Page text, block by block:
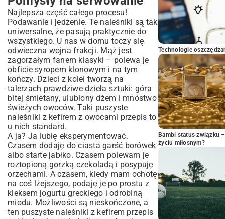
Najlepsza część całego procesu!
Podawanie i jedzenie. Te naleśniki są tak
uniwersalne, że pasują praktycznie do
wszystkiego. U nas w domu toczy się
odwieczna wojna frakcji. Mąż jest
zagorzałym fanem klasyki – polewa je
obficie syropem klonowym i na tym
kończy. Dzieci z kolei tworzą na
talerzach prawdziwe dzieła sztuki: góra
bitej śmietany, ulubiony dżem i mnóstwo
świeżych owoców. Taki puszyste
naleśniki z kefirem z owocami przepis to
u nich standard.
A ja? Ja lubię eksperymentować.
Czasem dodaję do ciasta garść borówek
albo starte jabłko. Czasem polewam je
roztopioną gorzką czekoladą i posypuję
orzechami. A czasem, kiedy mam ochotę
na coś lżejszego, podaję je po prostu z
kleksem jogurtu greckiego i odrobiną
miodu. Możliwości są nieskończone, a
ten puszyste naleśniki z kefirem przepis
Technologie
Bambi status związku
życiu miłosnym?